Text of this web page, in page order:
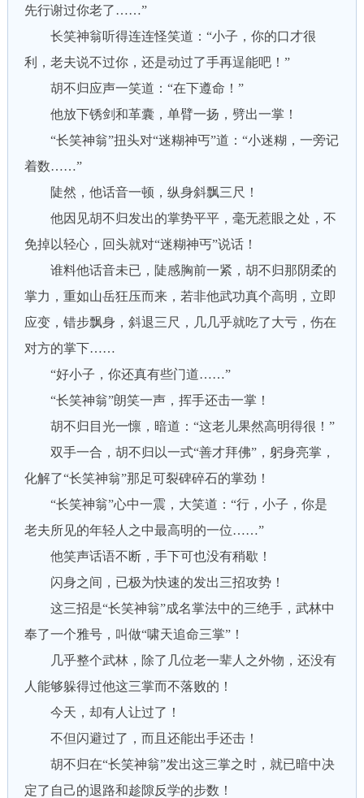
先行谢过你老了……”
长笑神翁听得连连怪笑道：“小子，你的口才很
利，老夫说不过你，还是动过了手再逞能吧！”
胡不归应声一笑道：“在下遵命！”
他放下锈剑和革囊，单臂一扬，劈出一掌！
“长笑神翁”扭头对“迷糊神丐”道：“小迷糊，一旁记
着数……”
陡然，他话音一顿，纵身斜飘三尺！
他因见胡不归发出的掌势平平，毫无惹眼之处，不
免掉以轻心，回头就对“迷糊神丐”说话！
谁料他话音未已，陡感胸前一紧，胡不归那阴柔的
掌力，重如山岳狂压而来，若非他武功真个高明，立即
应变，错步飘身，斜退三尺，几几乎就吃了大亏，伤在
对方的掌下……
“好小子，你还真有些门道……”
“长笑神翁”朗笑一声，挥手还击一掌！
胡不归目光一懔，暗道：“这老儿果然高明得很！”
双手一合，胡不归以一式“善才拜佛”，躬身亮掌，
化解了“长笑神翁”那足可裂碑碎石的掌劲！
“长笑神翁”心中一震，大笑道：“行，小子，你是
老夫所见的年轻人之中最高明的一位……”
他笑声话语不断，手下可也没有稍歇！
闪身之间，已极为快速的发出三招攻势！
这三招是“长笑神翁”成名掌法中的三绝手，武林中
奉了一个雅号，叫做“啸天追命三掌”！
几乎整个武林，除了几位老一辈人之外物，还没有
人能够躲得过他这三掌而不落败的！
今天，却有人让过了！
不但闪避过了，而且还能出手还击！
胡不归在“长笑神翁”发出这三掌之时，就已暗中决
定了自己的退路和趁隙反学的步数！